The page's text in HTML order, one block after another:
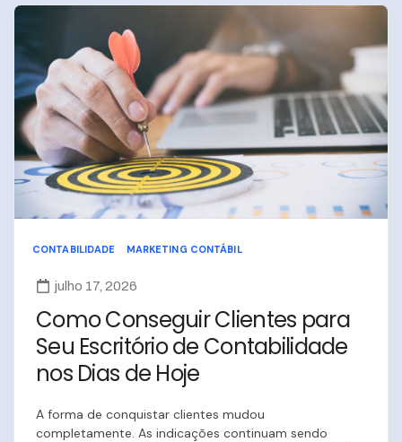
CONTABILIDADE MARKETING CONTÁBIL
julho 17, 2026
Como Conseguir Clientes para
Seu Escritório de Contabilidade
nos Dias de Hoje
A forma de conquistar clientes mudou
completamente. As indicações continuam sendo